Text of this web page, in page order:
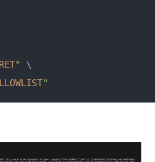
"
\
"